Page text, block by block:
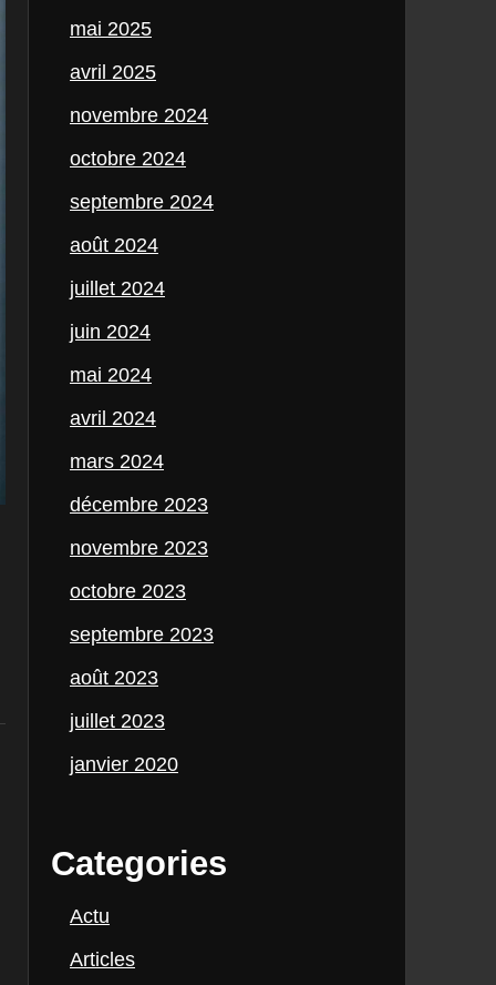
mai 2025
avril 2025
novembre 2024
octobre 2024
septembre 2024
août 2024
juillet 2024
juin 2024
mai 2024
avril 2024
mars 2024
décembre 2023
novembre 2023
octobre 2023
septembre 2023
août 2023
juillet 2023
janvier 2020
Categories
Actu
Articles